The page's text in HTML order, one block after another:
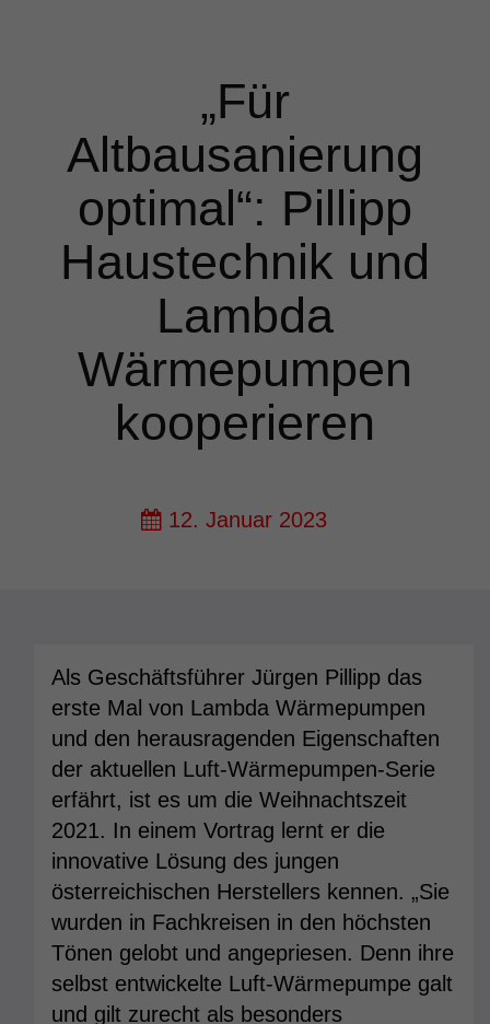
„Für
Altbausanierung
optimal“: Pillipp
Haustechnik und
Lambda
Wärmepumpen
kooperieren
12. Januar 2023
Als Geschäftsführer Jürgen Pillipp das
erste Mal von Lambda Wärmepumpen
und den herausragenden Eigenschaften
der aktuellen Luft-Wärmepumpen-Serie
erfährt, ist es um die Weihnachtszeit
2021. In einem Vortrag lernt er die
innovative Lösung des jungen
österreichischen Herstellers kennen. „Sie
wurden in Fachkreisen in den höchsten
Tönen gelobt und angepriesen. Denn ihre
selbst entwickelte Luft-Wärmepumpe galt
und gilt zurecht als besonders